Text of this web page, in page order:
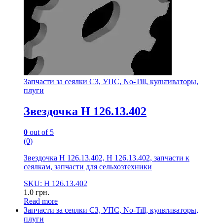
Запчасти за сеялки СЗ, УПС, No-Till, культиваторы,
плуги
Звездочка Н 126.13.402
0 out of 5
(0)
Звездочка Н 126.13.402, Н 126.13.402, запчасти к
сеялкам, запчасти для сельхозтехники
SKU: Н 126.13.402
1.0 грн.
Read more
Запчасти за сеялки СЗ, УПС, No-Till, культиваторы,
плуги